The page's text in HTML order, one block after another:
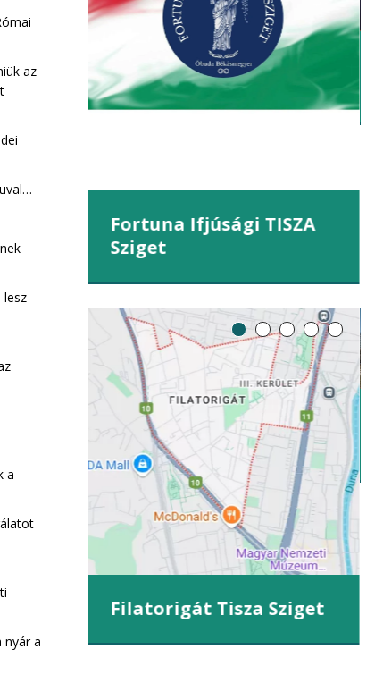
az
lesz
a
nyár a
Fortuna Ifjúsági TISZA
Sziget
Filatorigát Tisza Sziget